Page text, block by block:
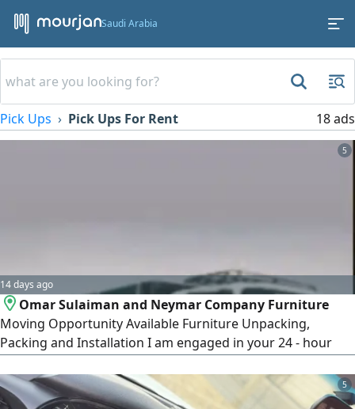
Saudi Arabia
Pick Ups Pick Ups For Rent 18 ads
5
14 days ago
Omar Sulaiman and Neymar Company Furniture
Moving Opportunity Available Furniture Unpacking,
Packing and Installation I am engaged in your 24 - hour
Fridge, Center AC, Washing Machine, Drawer. Furniture
Moving Service Within and Outside Eastern Province. We
5